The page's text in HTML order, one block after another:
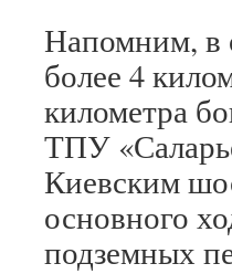
Напомним, в
более 4
километра
ТПУ
Киевским
основного
подземных